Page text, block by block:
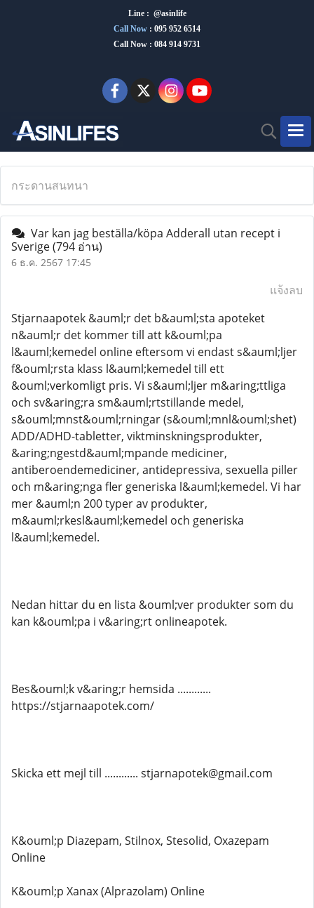
Line : @asinlife
Call Now : 095 952 6514
Call Now : 084 914 9731
กระดานสนทนา
Var kan jag beställa/köpa Adderall utan recept i
Sverige(794 อ่าน)
6 ธ.ค. 2567 17:45
แจ้งลบ
Stjarnaapotek &auml;r det b&auml;sta apoteket
n&auml;r det kommer till att k&ouml;pa
l&auml;kemedel online eftersom vi endast s&auml;ljer
f&ouml;rsta klass l&auml;kemedel till ett
&ouml;verkomligt pris. Vi s&auml;ljer m&aring;ttliga
och sv&aring;ra sm&auml;rtstillande medel,
s&ouml;mnst&ouml;rningar (s&ouml;mnl&ouml;shet)
ADD/ADHD-tabletter, viktminskningsprodukter,
&aring;ngestd&auml;mpande mediciner,
antiberoendemediciner, antidepressiva, sexuella piller
och m&aring;nga fler generiska l&auml;kemedel. Vi har
mer &auml;n 200 typer av produkter,
m&auml;rkesl&auml;kemedel och generiska
l&auml;kemedel.
Nedan hittar du en lista &ouml;ver produkter som du
kan k&ouml;pa i v&aring;rt onlineapotek.
Bes&ouml;k v&aring;r hemsida ............
https://stjarnaapotek.com/
Skicka ett mejl till ............ stjarnapotek@gmail.com
K&ouml;p Diazepam, Stilnox, Stesolid, Oxazepam
Online
K&ouml;p Xanax (Alprazolam) Online